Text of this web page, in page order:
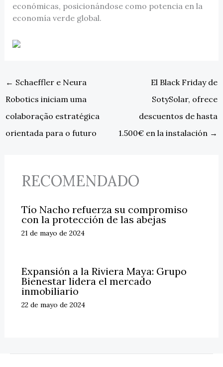
económicas, posicionándose como potencia en la
economía verde global.
← Schaeffler e Neura
Robotics iniciam uma
colaboração estratégica
orientada para o futuro
El Black Friday de
SotySolar, ofrece
descuentos de hasta
1.500€ en la instalación →
RECOMENDADO
Tío Nacho refuerza su compromiso
con la protección de las abejas
21 de mayo de 2024
Expansión a la Riviera Maya: Grupo
Bienestar lidera el mercado
inmobiliario
22 de mayo de 2024